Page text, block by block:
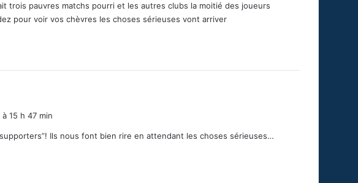
trois pauvres matchs pourri et les autres clubs la moitié des joueurs
pour voir vos chèvres les choses sérieuses vont arriver
15 h 47 min
Ils nous font bien rire en attendant les choses sérieuses…